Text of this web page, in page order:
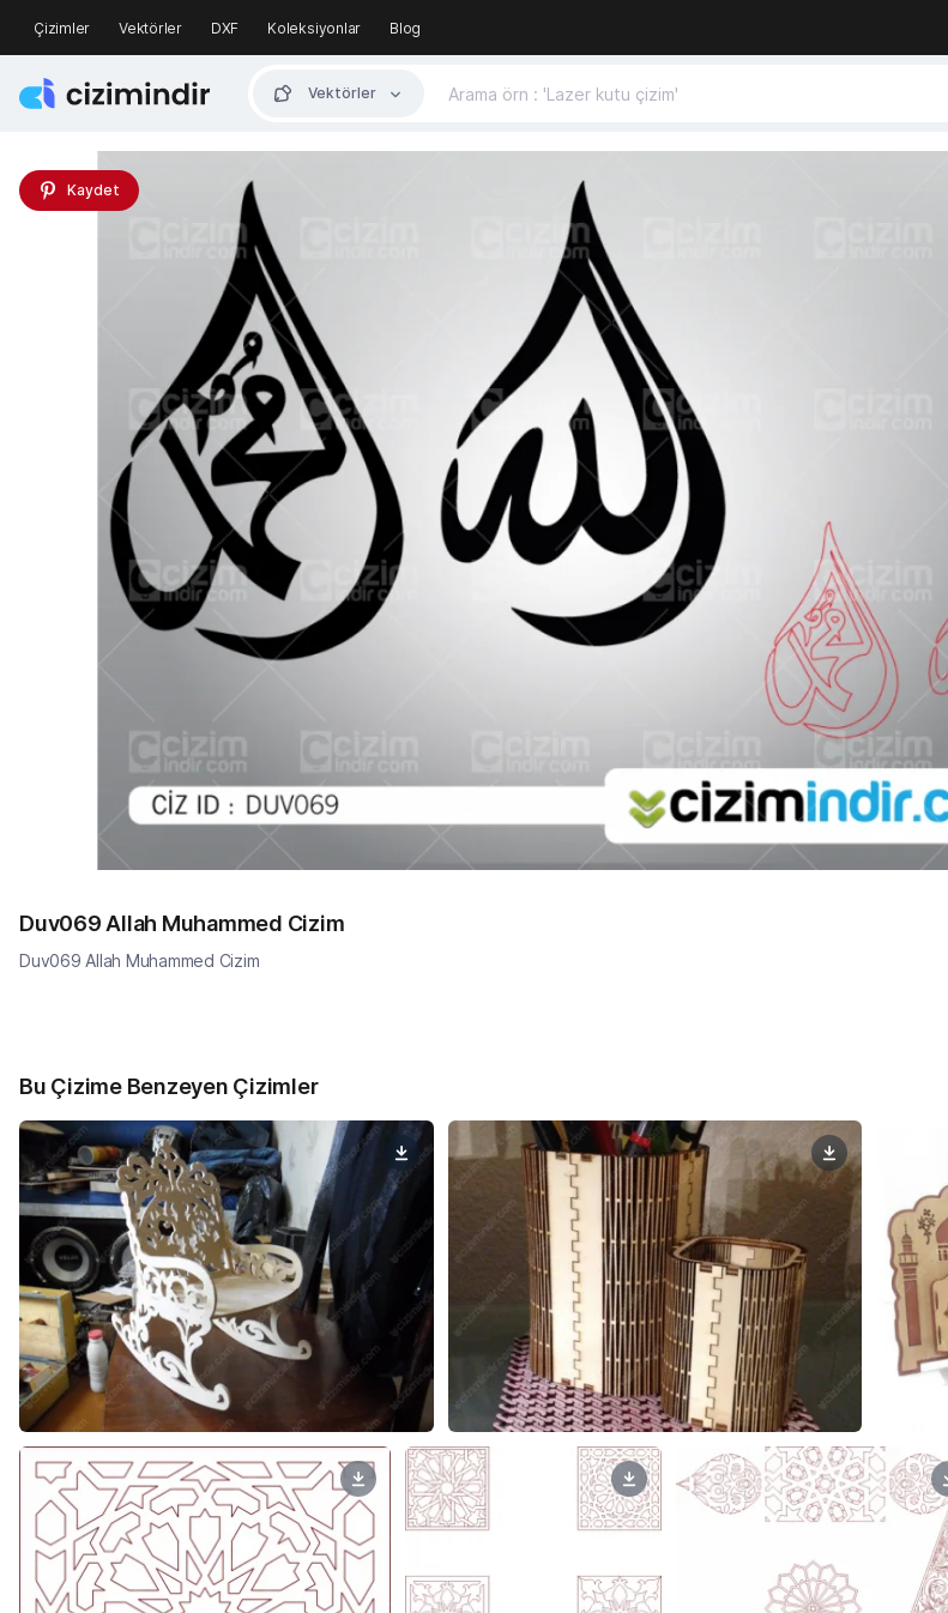
Çizimler Vektörler DXF Koleksiyonlar Blog
Vektörler
Kaydet
Duv069 Allah Muhammed Cizim
Duv069 Allah Muhammed Cizim
Bu Çizime Benzeyen Çizimler